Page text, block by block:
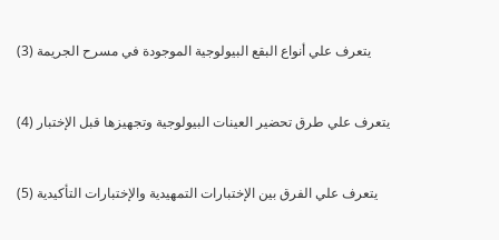
(3) يتعرف علي أنواع البقع البيولوجية الموجودة في مسرح الجريمة
(4) يتعرف علي طرق تحضير العينات البيولوجية وتجهيزها قبل الإختبار
(5) يتعرف علي الفرق بين الإختبارات التمهيدية والإختبارات التأكيدية